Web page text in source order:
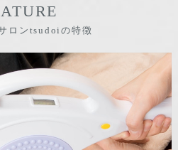
ロンtsudoiの特徴